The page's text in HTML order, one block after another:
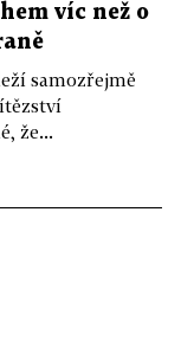
víc než o
samozřejmě
že...